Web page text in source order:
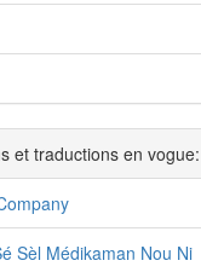
et traductions en vogue:
Sèl Médikaman Nou Ni